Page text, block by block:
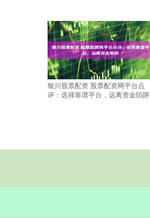
银川股票配资 股票配资网平台点
评：选择靠谱平台，远离资金陷阱